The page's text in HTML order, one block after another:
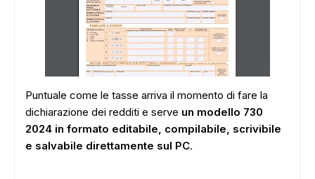
Puntuale come le tasse arriva il momento di fare la
dichiarazione dei redditi e serve un modello 730
2024 in formato editabile, compilabile, scrivibile
e salvabile direttamente sul PC.